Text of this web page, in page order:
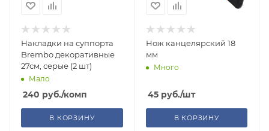
Накладки на суппорта
Brembo декоративные
27см, серые (2 шт)
Мало
240 руб./комп
В КОРЗИНУ
Нож канцелярский 18
мм
Много
45руб./шт
В КОРЗИНУ